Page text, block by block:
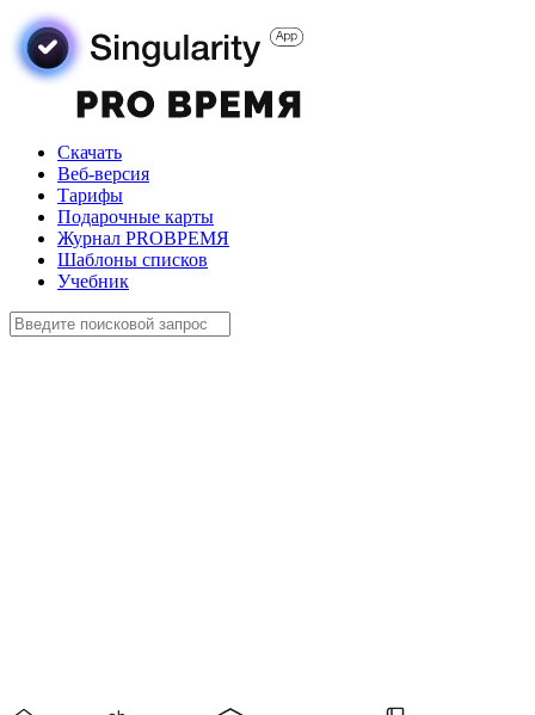
Скачать
Веб-версия
Тарифы
Подарочные карты
Журнал PROВРЕМЯ
Шаблоны списков
Учебник